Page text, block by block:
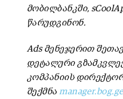
მობილბანკში,
წარუდგინონ.
Ads მენეჯერით
დეტალური
კომპანიის
შექმნა manager.bog.ge